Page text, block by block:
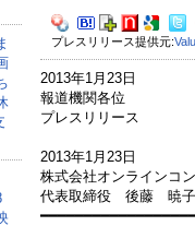
プレスリリース提供元:
2013年1月23日
報道機関各位
プレスリリース
2013年1月23日
株式会社オンラインコ
代表取締役 後藤 暁子